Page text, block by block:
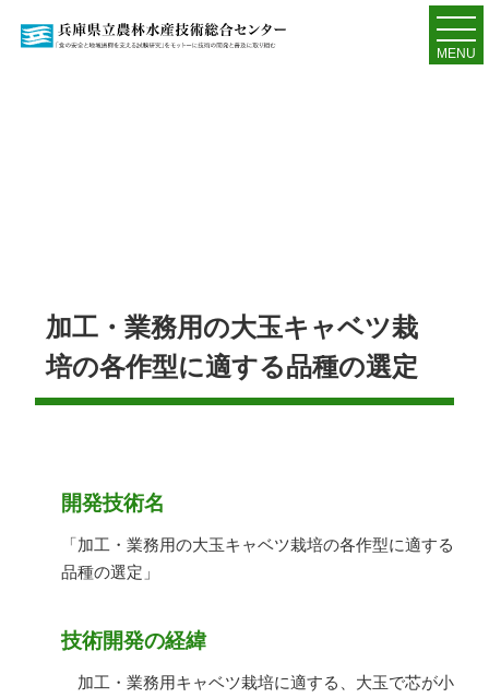
MENU
加工・業務用の大玉キャベツ栽
培の各作型に適する品種の選定
開発技術名
「加工・業務用の大玉キャベツ栽培の各作型に適する
品種の選定」
技術開発の経緯
加工・業務用キャベツ栽培に適する、大玉で芯が小